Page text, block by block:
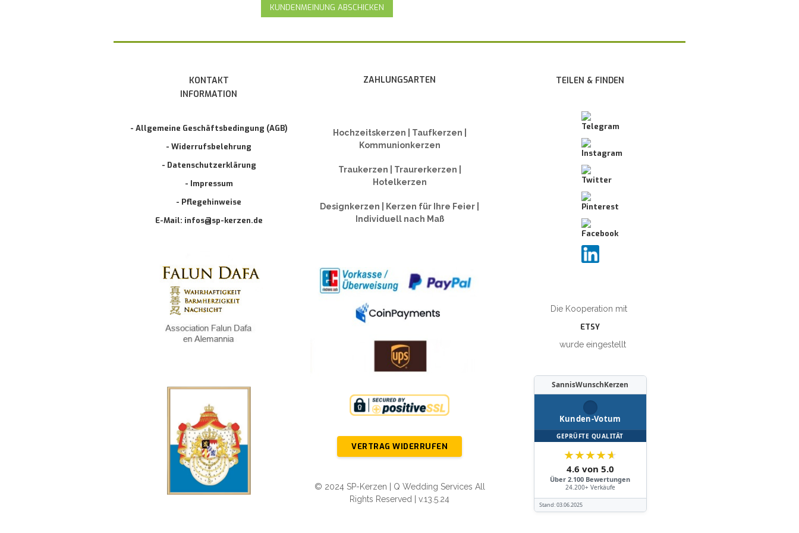
KUNDENMEINUNG ABSCHICKEN
KONTAKT
INFORMATION
- Allgemeine Geschäftsbedingung (AGB)
- Widerrufsbelehrung
- Datenschutzerklärung
- Impressum
- Pflegehinweise
E-Mail: infos@sp-kerzen.de
ZAHLUNGSARTEN
Hochzeitskerzen | Taufkerzen |
Kommunionkerzen
Traukerzen | Traurerkerzen |
Hotelkerzen
Designkerzen | Kerzen für Ihre Feier |
Individuell nach Maß
VERTRAG WIDERRUFEN
© 2024 SP-Kerzen | Q Wedding Services All
Rights Reserved | v.13.5.24
TEILEN & FINDEN
Die Kooperation mit
ETSY
wurde eingestellt
SannisWunschKerzen
Kunden-Votum
GEPRÜFTE QUALITÄT
★★★★★
4.6 von 5.0
Über 2.100 Bewertungen
24.200+ Verkäufe
Stand:03.06.2025